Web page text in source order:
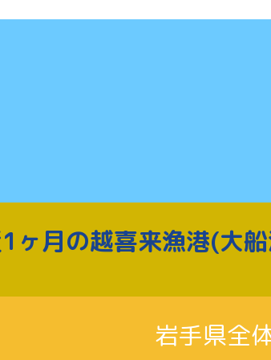
ヶ月の越喜来漁港(大
岩手県全